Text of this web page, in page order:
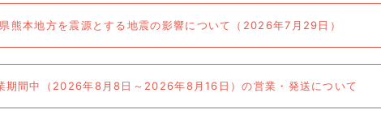
熊本地方を震源とする地震の影響について（2026年7月29日）
期間中（2026年8月8日～2026年8月16日）の営業・発送について